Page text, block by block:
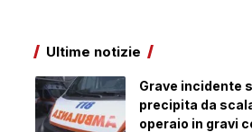
Ultime notizie
Grave incidente
precipita da
operaio in gravi